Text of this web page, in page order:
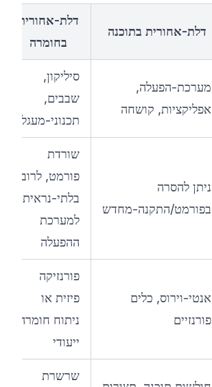
דלת-אחורית בתוכנה
דלת-אחורית
בחומרה
מערכת-הפעלה,
אפליקציות, קושחה
סיליקון,
שבבים,
תכנוני-מעגל
ניתן להסרה
בפורמט/התקנה-מחדש
שורדת
פורמט, לרוב
בלתי-נראית
למערכת
ההפעלה
אנטי-וירוס, כלים
פורנזיים
פורנזיקה
פיזית או
ניתוח חומרה
ייעודי
שרשרת